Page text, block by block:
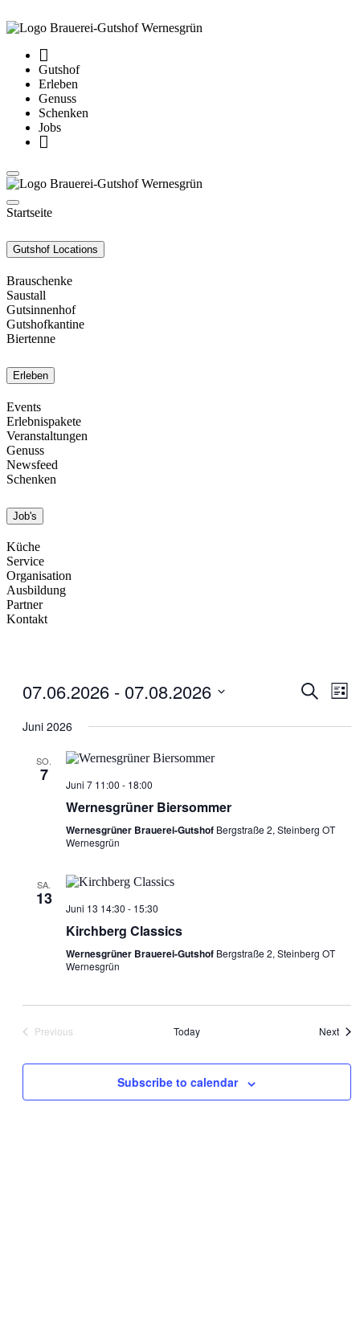
Gutshof
Erleben
Genuss
Schenken
Jobs
Startseite
Gutshof Locations
Brauschenke
Saustall
Gutsinnenhof
Gutshofkantine
Biertenne
Erleben
Events
Erlebnispakete
Veranstaltungen
Genuss
Newsfeed
Schenken
Job's
Küche
Service
Organisation
Ausbildung
Partner
Kontakt
Events
and
Search
List
07.06.2026 - 07.08.2026
date.
Juni 2026
SO.
7 Juni 7 11:00 - 18:00
Wernesgrüner Biersommer
Wernesgrüner Brauerei-Gutshof Bergstraße 2, Steinberg OT
Wernesgrün
SA.
13 Juni 13 14:30 - 15:30
Kirchberg Classics
Wernesgrüner Brauerei-Gutshof Bergstraße 2, Steinberg OT
Wernesgrün
Previous
Today Next
Subscribe to calendar